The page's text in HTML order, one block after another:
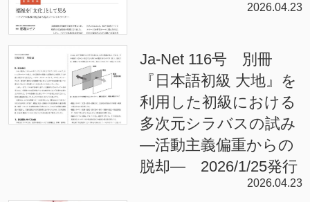
2026.04.23
Ja-Net 116号 別冊
『日本語初級 大地』を
利用した初級における
多次元シラバスの試み
—活動主義偏重からの
脱却— 2026/1/25発行
2026.04.23